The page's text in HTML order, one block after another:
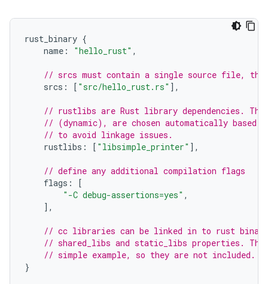
rust_binary {
name : "hello_rust" ,
// srcs must contain a single source file, the
srcs : [ "src/hello_rust.rs" ],
// rustlibs are Rust library dependencies.
// (dynamic), are chosen automatically based
// to avoid linkage issues.
rustlibs : [ "libsimple_printer" ],
// define any additional compilation flags
flags :
[
"-C debug-assertions=yes" ,
],
// cc libraries can be linked in to rust
// shared_libs and static_libs properties.
// simple example, so they are not included.
}